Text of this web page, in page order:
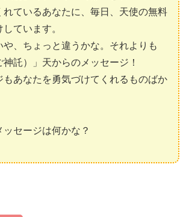
れているあなたに、毎日、天使の無料
ています。
や、ちょっと違うかな。それよりも
神託）」天からのメッセージ！
もあなたを勇気づけてくれるものばか
ッセージは何かな？